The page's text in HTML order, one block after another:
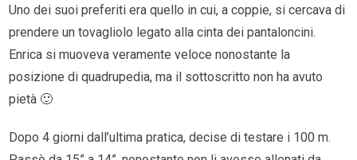
Uno dei suoi preferiti era quello in cui, a coppie, si cercava di
prendere un tovagliolo legato alla cinta dei pantaloncini.
Enrica si muoveva veramente veloce nonostante la
posizione di quadrupedia, ma il sottoscritto non ha avuto
pietà 🙂
Dopo 4 giorni dall’ultima pratica, decise di testare i 100 m.